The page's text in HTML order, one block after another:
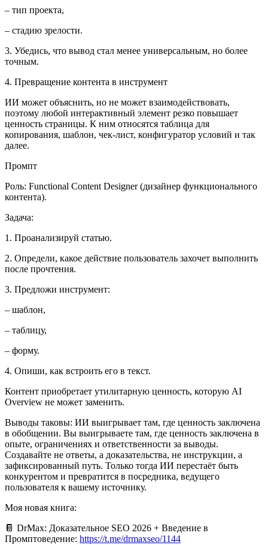
– тип проекта,
– стадию зрелости.
3. Убедись, что вывод стал менее универсальным, но более
точным.
4. Превращение контента в инструмент
ИИ может объяснить, но не может взаимодействовать,
поэтому любой интерактивный элемент резко повышает
ценность страницы. К ним относятся таблица для
копирования, шаблон, чек-лист, конфигуратор условий и так
далее.
Промпт
Роль: Functional Content Designer (дизайнер функционального
контента).
Задача:
1. Проанализируй статью.
2. Определи, какое действие пользователь захочет выполнить
после прочтения.
3. Предложи инструмент:
– шаблон,
– таблицу,
– форму.
4. Опиши, как встроить его в текст.
Контент приобретает утилитарную ценность, которую AI
Overview не может заменить.
Выводы таковы: ИИ выигрывает там, где ценность заключена
в обобщении. Вы выигрываете там, где ценность заключена в
опыте, ограничениях и ответственности за выводы.
Создавайте не ответы, а доказательства, не инструкции, а
зафиксированный путь. Только тогда ИИ перестаёт быть
конкурентом и превратится в посредника, ведущего
пользователя к вашему источнику.
Моя новая книга:
📔 DrMax: Доказательное SEO 2026 + Введение в
Промптоведение: https://t.me/drmaxseo/1144